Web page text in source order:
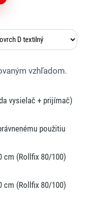
vzhľadom.
vysielač + prijímač)
použitiu
cm (Rollfix 80/100)
cm (Rollfix 80/100)